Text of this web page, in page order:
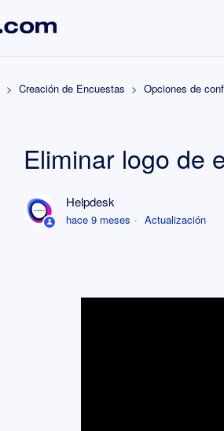
Creación de Encuestas Opciones de
Eliminar logo de
Helpdesk
hace 9 meses Actualización